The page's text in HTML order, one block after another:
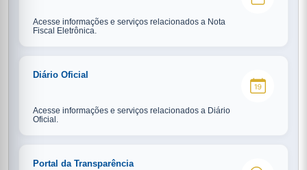
Acesse informações e serviços relacionados a Nota
Fiscal Eletrônica.
Diário Oficial
Acesse informações e serviços relacionados a Diário
Oficial.
Portal da Transparência